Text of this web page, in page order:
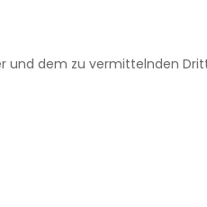
und dem zu vermittelnden